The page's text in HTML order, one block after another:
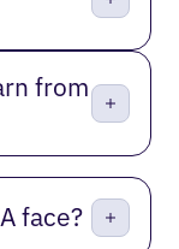
from
face?